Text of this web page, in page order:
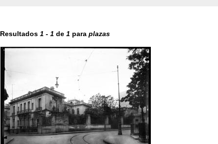
Resultados 1 - 1 de 1 para plazas